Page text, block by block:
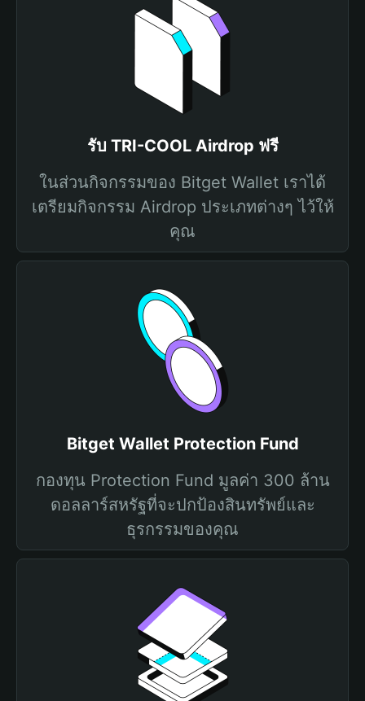
รับ TRI-COOL Airdrop ฟรี
ในส่วนกิจกรรมของ Bitget Wallet เราได้
เตรียมกิจกรรม Airdrop ประเภทต่างๆ ไว้ให้
คุณ
Bitget Wallet Protection Fund
กองทุน Protection Fund มูลค่า 300 ล้าน
ดอลลาร์สหรัฐที่จะปกป้องสินทรัพย์และ
ธุรกรรมของคุณ